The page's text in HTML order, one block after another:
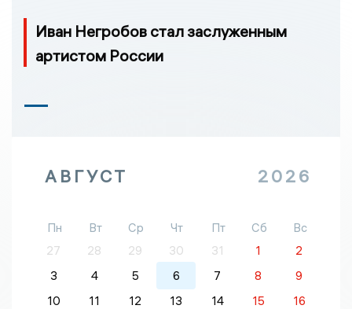
Иван Негробов стал заслуженным
артистом России
АВГУСТ 2026
Пн Вт Ср Чт Пт Сб
Вс
27
28 29 30 31 1
2
3
4 5 6 7 8
9
10
11 12 13 14 15
16